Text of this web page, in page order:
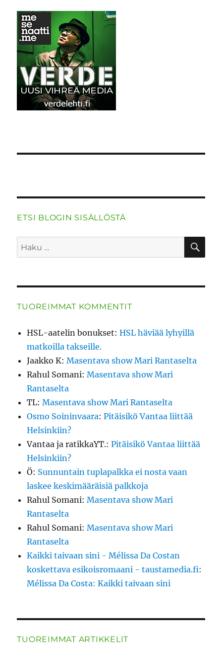
k
ETSI BLOGIN SISÄLLÖSTÄ
Etsi:
TUOREIMMAT KOMMENTIT
HSL-aatelin bonukset:HSL häviää lyhyillä
matkoilla takseille.
Jaakko K:Masentava show Mari Rantaselta
Rahul Somani:Masentava show Mari
Rantaselta
TL:Masentava show Mari Rantaselta
Osmo Soininvaara:Pitäisikö Vantaa liittää
Helsinkiin?
Vantaa ja ratikkaYT.:Pitäisikö Vantaa liittää
Helsinkiin?
Ö: Sunnuntain tuplapalkka ei nosta vaan
laskee keskimääräisiä palkkoja
Rahul Somani:Masentava show Mari
Rantaselta
Rahul Somani:Masentava show Mari
Rantaselta
Kaikki taivaan sini - Mélissa Da Costan
koskettava esikoisromaani - taustamedia.fi:
Mélissa Da Costa: Kaikki taivaan sini
TUOREIMMAT ARTIKKELIT